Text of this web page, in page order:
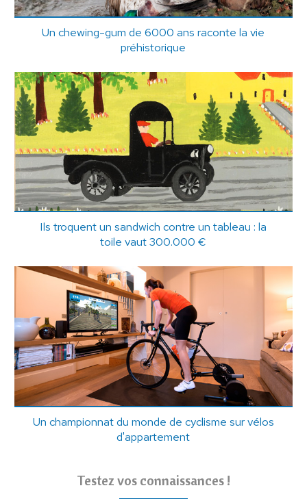
Un chewing-gum de 6000 ans raconte la vie
préhistorique
Ils troquent un sandwich contre un tableau : la
toile vaut 300.000 €
Un championnat du monde de cyclisme sur vélos
d'appartement
Testez vos connaissances !